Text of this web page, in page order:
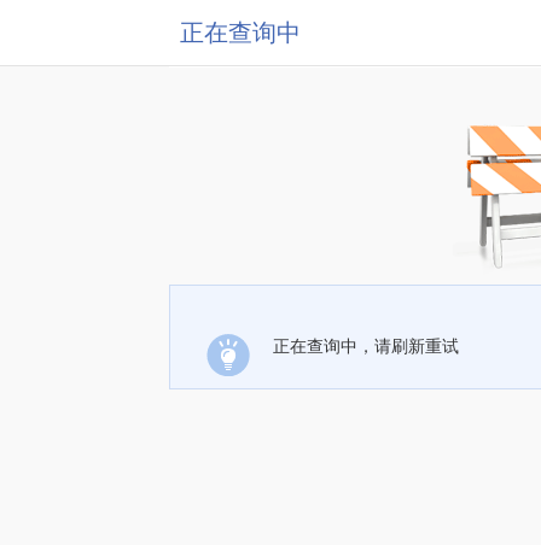
正在查询中
正在查询中，请刷新重试